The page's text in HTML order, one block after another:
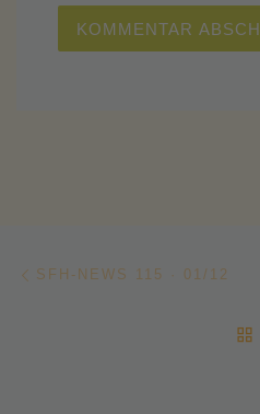
Beitragsnavigation
SFH-NEWS 115 · 01/12